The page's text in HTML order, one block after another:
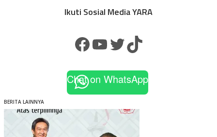
Ikuti Sosial Media YARA
Chat on WhatsApp
BERITA LAINNYA